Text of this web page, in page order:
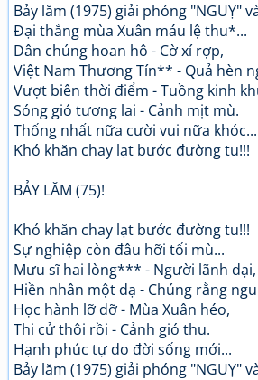
Bảy lăm (1975) giải phóng "NGUỴ"
Đại thắng mùa Xuân máu lệ thu*...
Dân chúng hoan hô - Cờ xí rợp,
Việt Nam Thương Tín** - Quả hèn
Vượt biên thời điểm - Tuồng kinh
Sóng gió tương lai - Cảnh mịt mù.
Thống nhất nữa cười vui nữa khóc...
Khó khăn chay lạt bước đường tu!!!
BẢY LĂM (75)!
Khó khăn chay lạt bước đường tu!!!
Sự nghiệp còn đâu hỡi tối mù...
Mưu sĩ hai lòng*** - Người lãnh dại,
Hiền nhân một dạ - Chúng rằng
Học hành lỡ dỡ - Mùa Xuân héo,
Thi cử thôi rồi - Cảnh gió thu.
Hạnh phúc tự do đời sống mới...
Bảy lăm (1975) giải phóng "NGUỴ"